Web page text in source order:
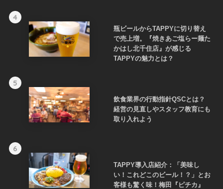
4
瓶ビールからTAPPYに切り替え
で売上増。『焼きあご塩らー麺た
かはし北千住店』が感じる
TAPPYの魅力とは？
5
飲食業界の行動指針QSCとは？
経営の見直しやスタッフ教育にも
取り入れよう
6
TAPPY導入店紹介：「美味し
い！これどこのビール！？」とお
客様も驚く味！梅田『ピチカ』